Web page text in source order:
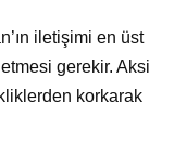
iletişimi en üst
gerekir. Aksi
korkarak